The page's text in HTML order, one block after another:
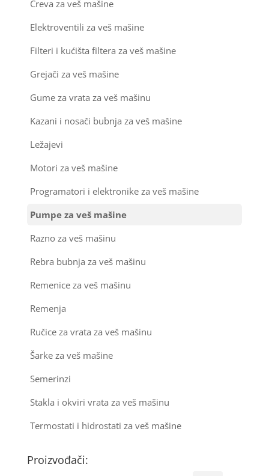
Creva za veš mašine
Elektroventili za veš mašine
Filteri i kućišta filtera za veš mašine
Grejači za veš mašine
Gume za vrata za veš mašinu
Kazani i nosači bubnja za veš mašine
Ležajevi
Motori za veš mašine
Programatori i elektronike za veš mašine
Pumpe za veš mašine
Razno za veš mašinu
Rebra bubnja za veš mašinu
Remenice za veš mašinu
Remenja
Ručice za vrata za veš mašinu
Šarke za veš mašine
Semerinzi
Stakla i okviri vrata za veš mašinu
Termostati i hidrostati za veš mašine
Proizvođači: